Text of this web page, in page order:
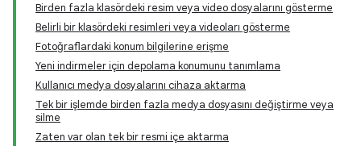
Birden fazla klasördeki resim veya video dosyalarını gösterme
Belirli bir klasördeki resimleri veya videoları gösterme
Fotoğraflardaki konum bilgilerine erişme
Yeni indirmeler için depolama konumunu tanımlama
Kullanıcı medya dosyalarını cihaza aktarma
Tek bir işlemde birden fazla medya dosyasını değiştirme veya
silme
Zaten var olan tek bir resmi içe aktarma